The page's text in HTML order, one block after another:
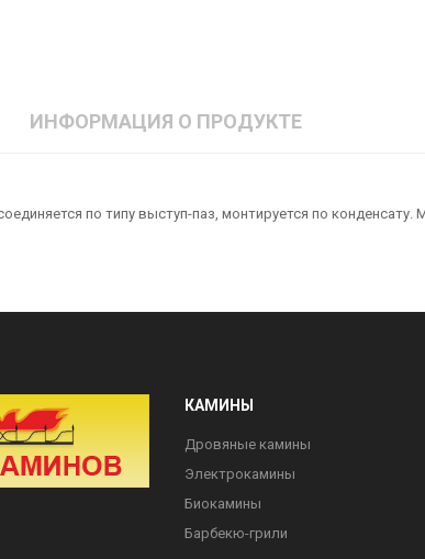
ИНФОРМАЦИЯ О ПРОДУКТЕ
по типу выступ-паз, монтируется по
КАМИНЫ
Дровяные камины
Электрокамины
Биокамины
Барбекю-грили